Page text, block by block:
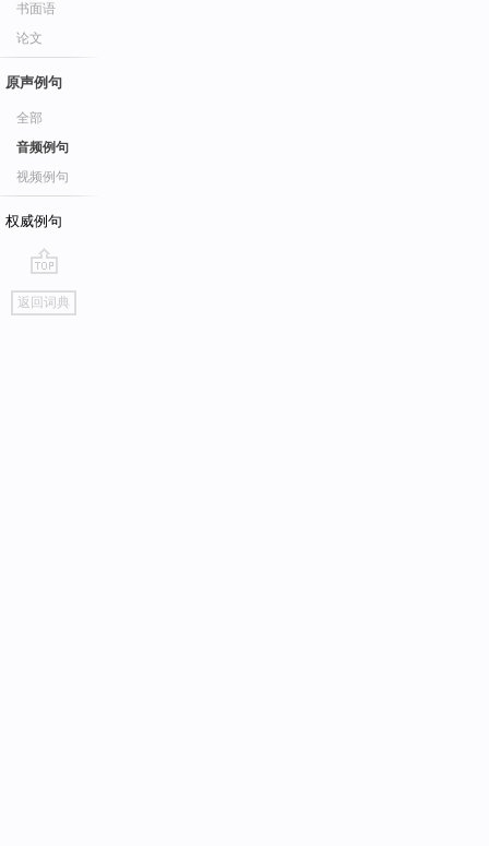
书面语
论文
原声例句
全部
音频例句
视频例句
权威例句
go
top
返回词典